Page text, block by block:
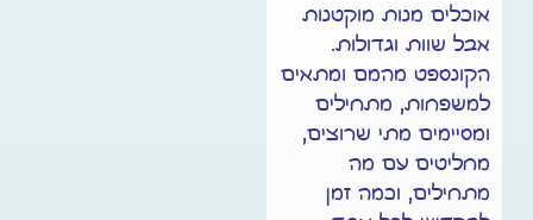
אוכלים מנות מוקטנות
אבל שוות וגדולות.
הקונספט מהמם ומתאים
למשפחות, מתחילים
ומסיימים מתי שרוצים,
מחליטים עם מה
מתחילים, וכמה זמן